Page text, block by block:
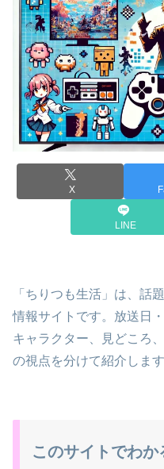
X
LINE
「ちりつも生活」は、話
情報サイトです。放送日
キャラクター、見どころ
の視点を分けて紹介します
このサイトでわか